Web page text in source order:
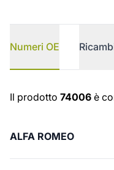
Numeri OE
Numeri OE
Il prodotto 74006 è
ALFA ROMEO